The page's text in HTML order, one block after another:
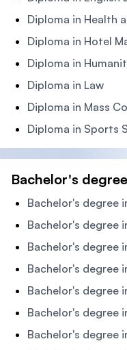
Diploma in Health
Diploma in Hotel
Diploma in
Diploma in Law
Diploma in Mass
Diploma in Sports
Bachelor's
Bachelor's degree
Bachelor's degree
Bachelor's degree
Bachelor's degree
Bachelor's degree
Bachelor's degree
Bachelor's degree